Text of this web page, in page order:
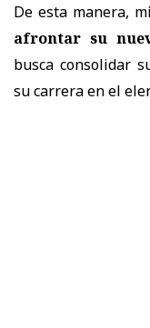
De esta manera,
afrontar su
busca consolidar
su carrera en el